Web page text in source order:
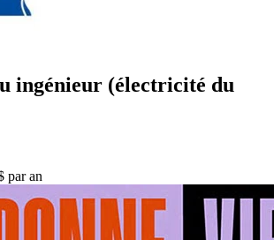
ingénieur (électricité du
par an